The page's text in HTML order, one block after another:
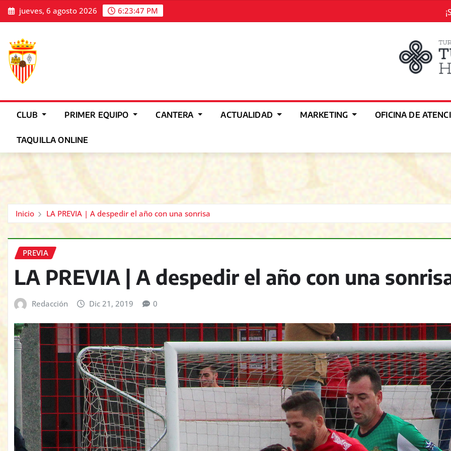
Saltar
al
jueves, 6 agosto 2026 6:23:50 PM
CLUB PRIMER EQUIPO CANTERA ACTUALIDAD MARKETING OFICINA DE
TAQUILLA ONLINE
Inicio LA PREVIA | A despedir el año con una sonrisa
PREVIA
LA PREVIA | A despedir el año con una
Redacción Dic 21, 2019 0